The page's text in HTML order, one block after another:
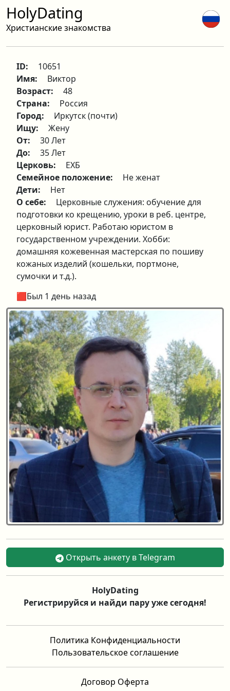
HolyDating
Христианские знакомства
ID:
10651
Имя:
Виктор
Возраст:
48
Страна:
Россия
Город:
Иркутск (почти)
Ищу:
Жену
От:
30 Лет
До:
35 Лет
Церковь:
ЕХБ
Семейное положение:
Не женат
Дети:
Нет
О себе:
Церковные служения: обучение для
подготовки ко крещению, уроки в реб. центре,
церковный юрист. Работаю юристом в
государственном учреждении. Хобби:
домашняя кожевенная мастерская по пошиву
кожаных изделий (кошельки, портмоне,
сумочки и т.д.).
🟥Был 1 день назад
Открыть анкету в Telegram
Политика Конфиденциальности
Пользовательское соглашение
HolyDating
Регистрируйся и найди пару уже сегодня!
Договор Оферта